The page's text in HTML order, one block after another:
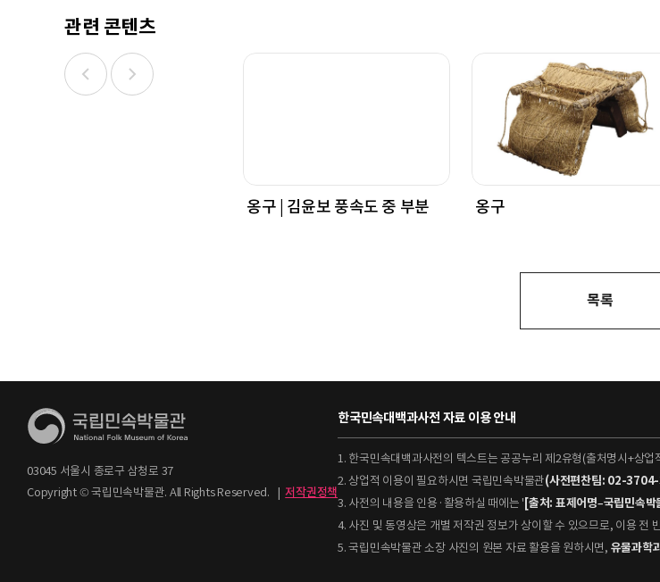
관련 콘텐츠
옹구 | 김윤보 풍속도 중 부분 옹구
목록
03045 서울시 종로구 삼청로 37
Copyright © 국립민속박물관. All Rights Reserved.
| 저작권정책
한국민속대백과사전 자료 이용 안내
1. 한국민속대백과사전의 텍스트는 공공누리 제2유형(출처명시+상업
2. 상업적 이용이 필요하시면 국립민속박물관(사전편찬팀: 02-
3. 사전의 내용을 인용·활용하실 때에는 ' [출처: 표제어명–국립민속
4. 사진 및 동영상은 개별 저작권 정보가 상이할 수 있으므로, 이용 전
5. 국립민속박물관 소장 사진의 원본 자료 활용을 원하시면, 유물과